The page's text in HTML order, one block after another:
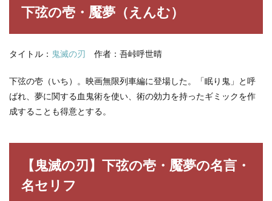
魘夢
（え
滅の
刃】
下弦
の
の名
言・
名セ
リフ
下弦の壱・魘夢（えんむ）
タイトル： 鬼滅の刃 作者：吾峠呼世晴
下弦の壱（いち）。映画無限列車編に登場した。「眠り鬼」と呼
ばれ、夢に関する血鬼術を使い、術の効力を持ったギミックを作
成することも得意とする。
【鬼滅の刃】下弦の壱・魘夢の名言・
名セリフ